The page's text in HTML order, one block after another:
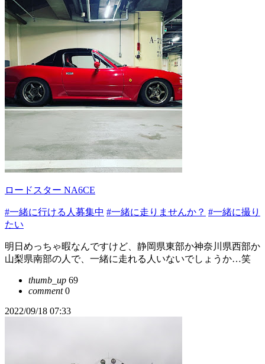
ロードスター NA6CE
#一緒に行ける人募集中 #一緒に走りませんか？ #一緒に撮り
たい
明日めっちゃ暇なんですけど、静岡県東部か神奈川県西部か
山梨県南部の人で、一緒に走れる人いないでしょうか…笑
thumb_up 69
comment0
2022/09/18 07:33